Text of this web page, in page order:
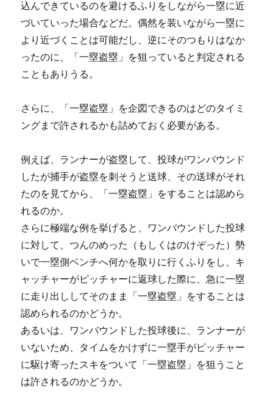
込んできているのを避けるふりをしながら一塁に近
づいていった場合などだ。偶然を装いながら一塁に
より近づくことは可能だし、逆にそのつもりはなか
ったのに、「一塁盗塁」を狙っていると判定される
こともありうる。
さらに、「一塁盗塁」を企図できるのはどのタイミ
ングまで許されるかも詰めておく必要がある。
例えば、ランナーが盗塁して、投球がワンバウンド
したが捕手が盗塁を刺そうと送球、その送球がそれ
たのを見てから、「一塁盗塁」をすることは認めら
れるのか。
さらに極端な例を挙げると、ワンバウンドした投球
に対して、つんのめった（もしくはのけぞった）勢
いで一塁側ベンチへ何かを取りに行くふりをし、キ
ャッチャーがピッチャーに返球した際に、急に一塁
に走り出ししてそのまま「一塁盗塁」をすることは
認められるのかどうか。
あるいは、ワンバウンドした投球後に、ランナーが
いないため、タイムをかけずに一塁手がピッチャー
に駆け寄ったスキをついて「一塁盗塁」を狙うこと
は許されるのかどうか。